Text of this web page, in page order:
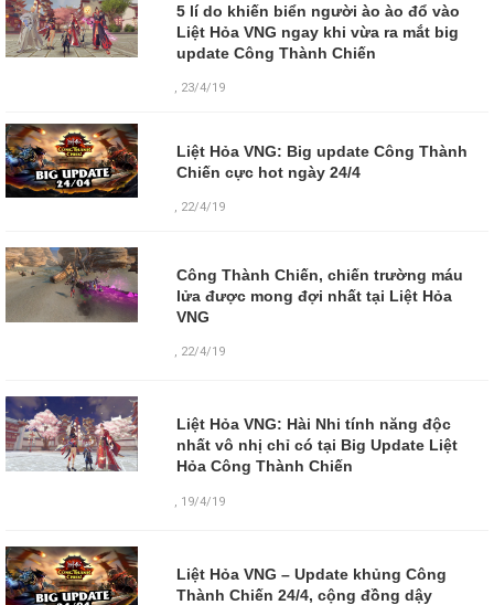
5 lí do khiến biển người ào ào đổ vào
Liệt Hỏa VNG ngay khi vừa ra mắt big
update Công Thành Chiến
, 23/4/19
Liệt Hỏa VNG: Big update Công Thành
Chiến cực hot ngày 24/4
, 22/4/19
Công Thành Chiến, chiến trường máu
lửa được mong đợi nhất tại Liệt Hỏa
VNG
, 22/4/19
Liệt Hỏa VNG: Hài Nhi tính năng độc
nhất vô nhị chỉ có tại Big Update Liệt
Hỏa Công Thành Chiến
19/4/19
Liệt Hỏa VNG – Update khủng Công
Thành Chiến 24/4, cộng đồng dậy